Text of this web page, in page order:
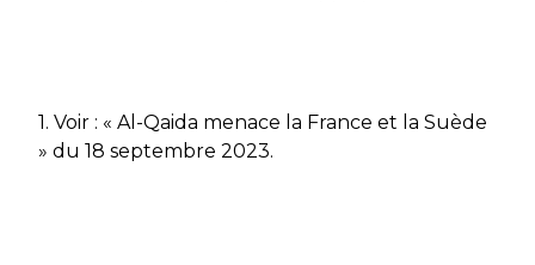
1. Voir : « Al-Qaida menace la France et la Suède
» du 18 septembre 2023.